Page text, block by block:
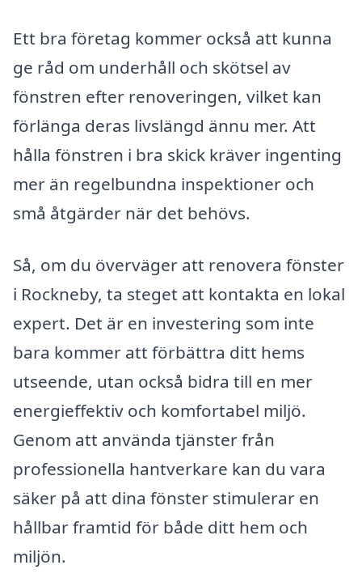
Ett bra företag kommer också att kunna
ge råd om underhåll och skötsel av
fönstren efter renoveringen, vilket kan
förlänga deras livslängd ännu mer. Att
hålla fönstren i bra skick kräver ingenting
mer än regelbundna inspektioner och
små åtgärder när det behövs.
Så, om du överväger att renovera fönster
i Rockneby, ta steget att kontakta en lokal
expert. Det är en investering som inte
bara kommer att förbättra ditt hems
utseende, utan också bidra till en mer
energieffektiv och komfortabel miljö.
Genom att använda tjänster från
professionella hantverkare kan du vara
säker på att dina fönster stimulerar en
hållbar framtid för både ditt hem och
miljön.